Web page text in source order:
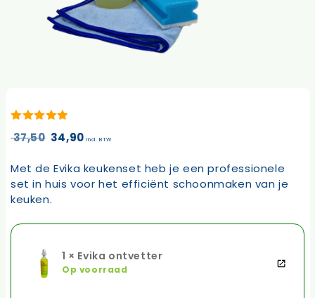
37,50 Oorspronkelijke
was:
37,50.
34,90Huidige
is:
34,90.
incl. BTW
Met de Evika keukenset heb je een professionele
set in huis voor het efficiënt schoonmaken van je
keuken.
1 × Evika ontvetter
Op voorraad